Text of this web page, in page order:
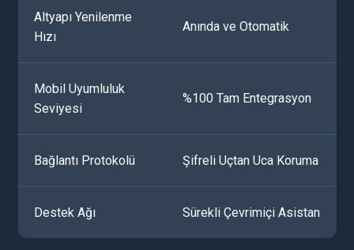
Altyapı Yenilenme
Hızı
Anında ve Otomatik
Mobil Uyumluluk
Seviyesi
%100 Tam Entegrasyon
Bağlantı Protokolü Şifreli Uçtan Uca Koruma
Destek Ağı Sürekli Çevrimiçi Asistan